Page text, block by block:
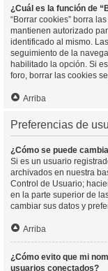
¿Cuál es la función de
“Borrar cookies” borra
mantienen autorizado
identificado al mismo.
seguimiento de la
habilitado la opción. Si
foro, borrar las cookies
Arriba
Preferencias de
¿Cómo se puede
Si es un usuario
archivados en nuestra
Control de Usuario;
en la parte superior de
cambiar sus datos y
Arriba
¿Cómo evito que mi
usuarios conectados?